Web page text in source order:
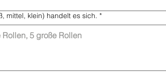
mittel, klein) handelt es sich. *